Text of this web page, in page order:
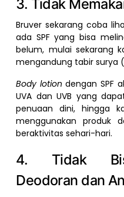
3. Tidak
Bruver sekarang coba
ada SPF yang bisa
belum, mulai sekarang
mengandung tabir surya
Body lotiondengan SPF
UVA dan UVB yang
penuaan dini, hingga
menggunakan produk
beraktivitas sehari-hari.
4. Tidak
Deodoran dan